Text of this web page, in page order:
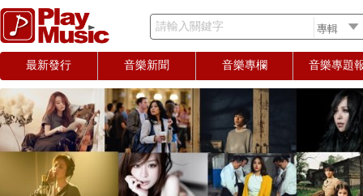
請輸入關鍵字
最新發行 音樂新聞 音樂專欄 音樂專題